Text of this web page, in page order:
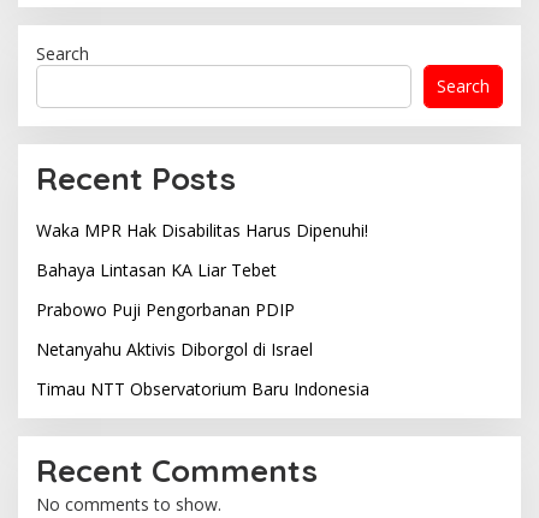
Search
Search
Recent Posts
Waka MPR Hak Disabilitas Harus Dipenuhi!
Bahaya Lintasan KA Liar Tebet
Prabowo Puji Pengorbanan PDIP
Netanyahu Aktivis Diborgol di Israel
Timau NTT Observatorium Baru Indonesia
Recent Comments
No comments to show.